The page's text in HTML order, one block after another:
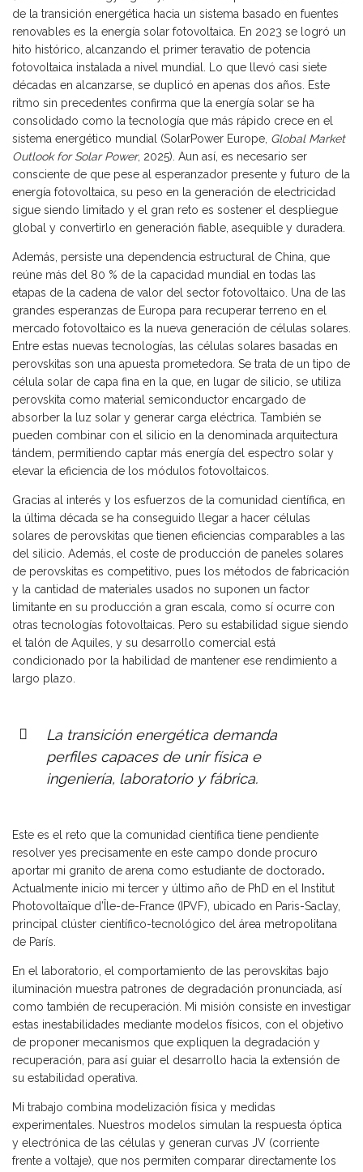
de la transición energética hacia un sistema basado en fuentes
renovables es la energía solar fotovoltaica. En 2023 se logró un
hito histórico, alcanzando el primer teravatio de potencia
fotovoltaica instalada a nivel mundial. Lo que llevó casi siete
décadas en alcanzarse, se duplicó en apenas dos años. Este
ritmo sin precedentes confirma que la energía solar se ha
consolidado como la tecnología que más rápido crece en el
sistema energético mundial (SolarPower Europe, Global Market
Outlook for Solar Power, 2025). Aun así, es necesario ser
consciente de que pese al esperanzador presente y futuro de la
energía fotovoltaica, su peso en la generación de electricidad
sigue siendo limitado y el gran reto es sostener el despliegue
global y convertirlo en generación fiable, asequible y duradera.
Además, persiste una dependencia estructural de China, que
reúne más del 80 % de la capacidad mundial en todas las
etapas de la cadena de valor del sector fotovoltaico. Una de las
grandes esperanzas de Europa para recuperar terreno en el
mercado fotovoltaico es la nueva generación de células solares.
Entre estas nuevas tecnologías, las células solares basadas en
perovskitas son una apuesta prometedora. Se trata de un tipo de
célula solar de capa fina en la que, en lugar de silicio, se utiliza
perovskita como material semiconductor encargado de
absorber la luz solar y generar carga eléctrica. También se
pueden combinar con el silicio en la denominada arquitectura
tándem, permitiendo captar más energía del espectro solar y
elevar la eficiencia de los módulos fotovoltaicos.
Gracias al interés y los esfuerzos de la comunidad científica, en
la última década se ha conseguido llegar a hacer células
solares de perovskitas que tienen eficiencias comparables a las
del silicio. Además, el coste de producción de paneles solares
de perovskitas es competitivo, pues los métodos de fabricación
y la cantidad de materiales usados no suponen un factor
limitante en su producción a gran escala, como sí ocurre con
otras tecnologías fotovoltaicas. Pero su estabilidad sigue siendo
el talón de Aquiles, y su desarrollo comercial está
condicionado por la habilidad de mantener ese rendimiento a
largo plazo.
La transición energética demanda
perfiles capaces de unir física e
ingeniería, laboratorio y fábrica.
Este es el reto que la comunidad científica tiene pendiente
resolver yes precisamente en este campo donde procuro
aportar mi granito de arena como estudiante de doctorado.
Actualmente inicio mi tercer y último año de PhD en el Institut
Photovoltaïque d’Île-de-France (IPVF), ubicado en Paris-Saclay,
principal clúster científico-tecnológico del área metropolitana
de París.
En el laboratorio, el comportamiento de las perovskitas bajo
iluminación muestra patrones de degradación pronunciada, así
como también de recuperación. Mi misión consiste en investigar
estas inestabilidades mediante modelos físicos, con el objetivo
de proponer mecanismos que expliquen la degradación y
recuperación, para así guiar el desarrollo hacia la extensión de
su estabilidad operativa.
Mi trabajo combina modelización física y medidas
experimentales. Nuestros modelos simulan la respuesta óptica
y electrónica de las células y generan curvas JV (corriente
frente a voltaje), que nos permiten comparar directamente los